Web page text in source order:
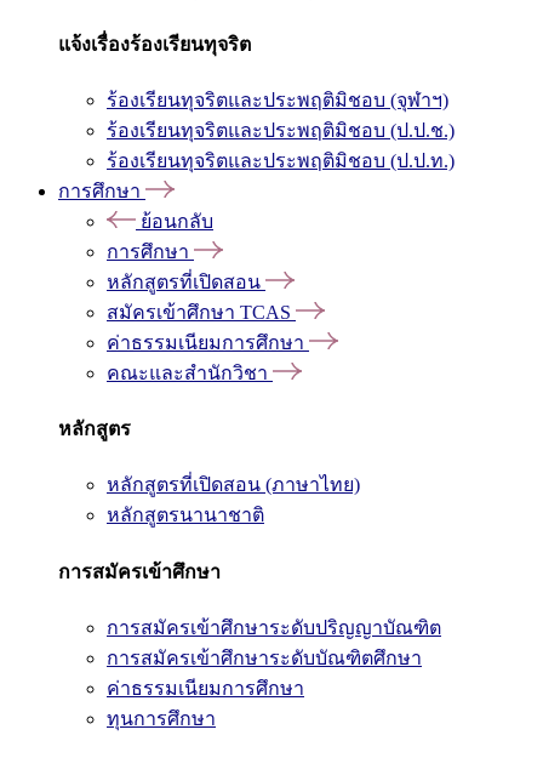
แจ้งเรื่องร้องเรียนทุจริต
ร้องเรียนทุจริตและประพฤติมิชอบ (จุฬาฯ)
ร้องเรียนทุจริตและประพฤติมิชอบ (ป.ป.ช.)
ร้องเรียนทุจริตและประพฤติมิชอบ (ป.ป.ท.)
การศึกษา
ย้อนกลับ
การศึกษา
หลักสูตรที่เปิดสอน
สมัครเข้าศึกษา TCAS
ค่าธรรมเนียมการศึกษา
คณะและสำนักวิชา
หลักสูตร
หลักสูตรที่เปิดสอน (ภาษาไทย)
หลักสูตรนานาชาติ
การสมัครเข้าศึกษา
การสมัครเข้าศึกษาระดับปริญญาบัณฑิต
การสมัครเข้าศึกษาระดับบัณฑิตศึกษา
ค่าธรรมเนียมการศึกษา
ทุนการศึกษา